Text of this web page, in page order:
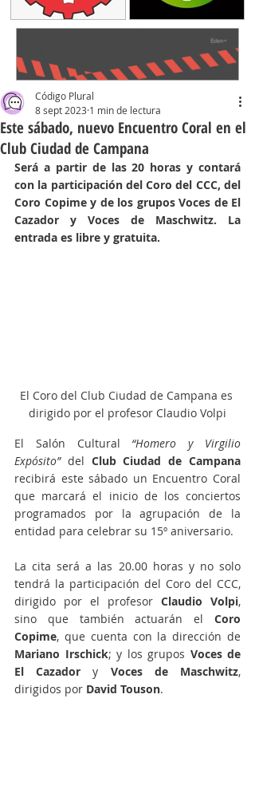
Este sábado, nuevo Encuentro Coral en el
Club Ciudad de Campana
Código Plural
8 sept 2023 1 min de lectura
Será a partir de las 20 horas y contará
con la participación del Coro del CCC, del
Coro Copime y de los grupos Voces de El
Cazador y Voces de Maschwitz. La
entrada es libre y gratuita.
El Coro del Club Ciudad de Campana es
dirigido por el profesor Claudio Volpi
El Salón Cultural “Homero y Virgilio
Expósito” del Club Ciudad de Campana
recibirá este sábado un Encuentro Coral
que marcará el inicio de los conciertos
programados por la agrupación de la
entidad para celebrar su 15º aniversario.
La cita será a las 20.00 horas y no solo
tendrá la participación del Coro del CCC,
dirigido por el profesor Claudio Volpi,
sino que también actuarán el Coro
Copime
Mariano Irschick; y los grupos Voces de
El Cazador y Voces de Maschwitz,
dirigidos por David Touson.